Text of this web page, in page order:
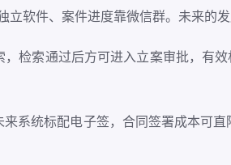
软件、案件进度靠微信群。未来的
，检索通过后方可进入立案审批，有
系统标配电子签，合同签署成本可直